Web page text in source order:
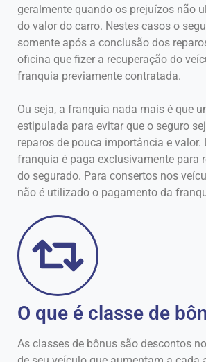
geralmente quando os prejuízos não
do valor do carro. Nestes casos o
somente após a conclusão dos
oficina que fizer a recuperação do
franquia previamente contratada.
Ou seja, a franquia nada mais é que
estipulada para evitar que o seguro
reparos de pouca importância e valor.
franquia é paga exclusivamente para
do segurado. Para consertos nos
não é utilizado o pagamento da
O que é classe de
As classes de bônus são descontos